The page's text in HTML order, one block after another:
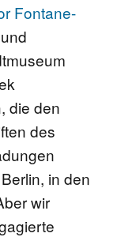
Fontane-
die den
des
in den
wir